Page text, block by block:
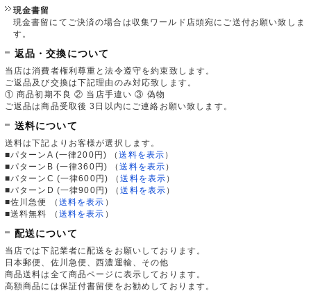
現金書留
現金書留にてご決済の場合は収集ワールド店頭宛にご送付お願い致しま
す。
返品・交換について
当店は消費者権利尊重と法令遵守を約束致します。
ご返品及び交換は下記理由のみ対応致します。
① 商品初期不良 ② 当店手違い ③ 偽物
ご返品は商品受取後 3日以内にご連絡お願い致します。
送料について
送料は下記よりお客様が選択します。
■パターンA (一律200円)
（送料を表示 ）
■パターンB (一律360円)
（送料を表示 ）
■パターンC (一律600円)
（送料を表示 ）
■パターンD (一律900円)
（送料を表示 ）
■佐川急便
（ 送料を表示 ）
■送料無料
（ 送料を表示 ）
配送について
当店では下記業者に配送をお願いしております。
日本郵便、佐川急便、西濃運輸、その他
商品送料は全て商品ページに表示しております。
高額商品には保証付書留便をお勧めしております。